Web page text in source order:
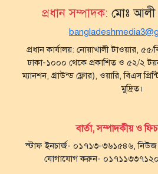
প্রধান সম্পাদক: মোঃ আলী
প্রধান কার্যালয়: নোয়াখালী টাওয়ার,
ঢাকা-১০০০ থেকে প্রকাশিত ও ৫২/২
ম্যানশন, গ্রাউন্ড ফ্লোর), ওয়ারি, বিএস
মুদ্রিত।
বার্তা, সম্পাদকীয় ও
স্টাফ ইনচার্জ- ০১৭১৩-৩৬১৫৪৬, নিউজ
যোগাযোগ করুন-